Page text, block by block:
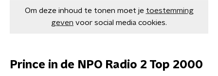
Om deze inhoud te tonen moet je toestemming
geven voor social media cookies.
Prince in de NPO Radio 2 Top 2000